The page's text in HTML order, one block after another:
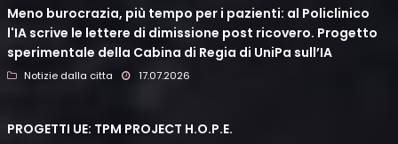
Meno burocrazia, più tempo per i pazienti: al Policlinico
l'IA scrive le lettere di dimissione post ricovero. Progetto
sperimentale della Cabina di Regia di UniPa sull’IA
Notizie dalla citta 17.07.2026
PROGETTI UE: TPM PROJECT H.O.P.E.